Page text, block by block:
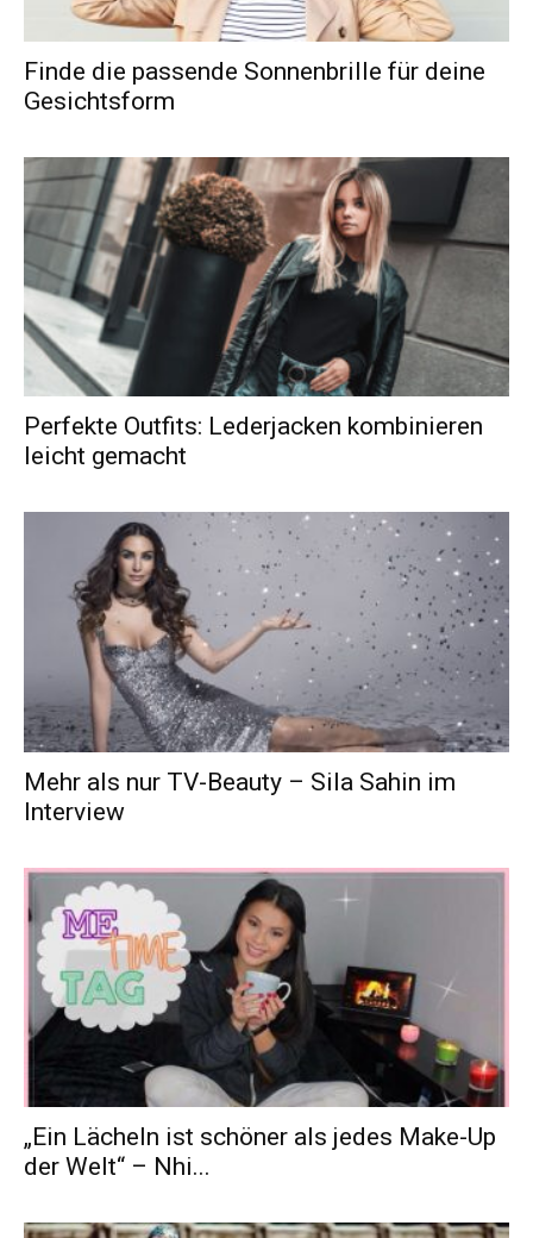
Finde die passende Sonnenbrille für deine
Gesichtsform
Perfekte Outfits: Lederjacken kombinieren
leicht gemacht
Mehr als nur TV-Beauty – Sila Sahin im
Interview
„Ein Lächeln ist schöner als jedes Make-Up
der Welt“ – Nhi...